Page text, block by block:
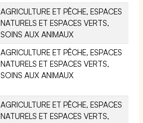
AGRICULTURE ET PÊCHE, ESPACES
NATURELS ET ESPACES VERTS,
SOINS AUX ANIMAUX
AGRICULTURE ET PÊCHE, ESPACES
NATURELS ET ESPACES VERTS,
SOINS AUX ANIMAUX
AGRICULTURE ET PÊCHE, ESPACES
NATURELS ET ESPACES VERTS,